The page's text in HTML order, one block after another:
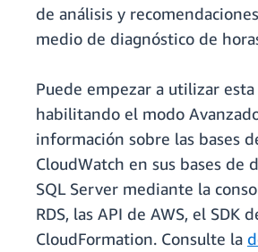
de análisis y
medio de diagnóstico de
Puede empezar a utilizar
habilitando el modo
información sobre las bases
CloudWatch en sus bases de
SQL Server mediante la
RDS, las API de AWS, el SDK
CloudFormation. Consulte la